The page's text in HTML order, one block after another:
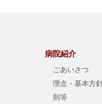
病院紹介
ごあいさつ
理念・基本方
則等